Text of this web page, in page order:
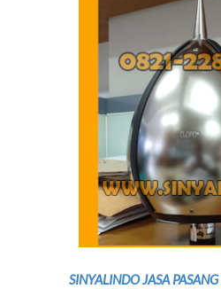
SINYALINDO JASA